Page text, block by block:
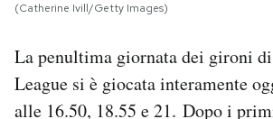
CALENDARIO
(Catherine Ivill/Getty Images)
La penultima giornata dei gironi
League si è giocata interamente
alle 16.50, 18.55 e 21. Dopo i